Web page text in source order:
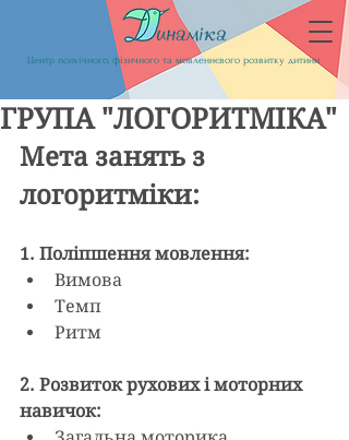
Центр психічного, фізичного та мовленнєвого розвитку дитини
ГРУПА "ЛОГОРИТМІКА"
Мета занять з
логоритміки:
1. Поліпшення мовлення:
Вимова
Темп
Ритм
2. Розвиток рухових і моторних
навичок: